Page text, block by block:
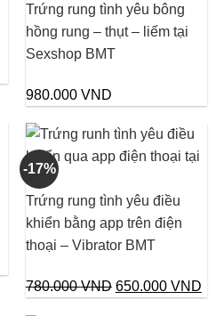
Trứng rung tình yêu bông
hồng rung – thụt – liếm tại
Sexshop BMT
980.000 VND
-17%
Trứng rung tình yêu điều
khiển bằng app trên điện
thoại – Vibrator BMT
780.000VND Giá
650.000 VND